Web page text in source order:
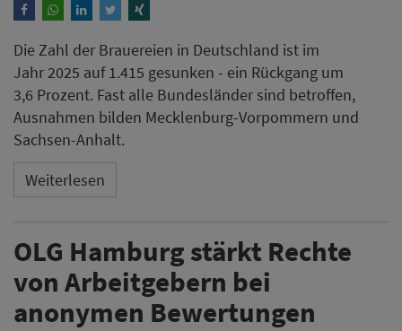
Die Zahl der Brauereien in Deutschland ist im
Jahr 2025 auf 1.415 gesunken - ein Rückgang um
3,6 Prozent. Fast alle Bundesländer sind betroffen,
Ausnahmen bilden Mecklenburg-Vorpommern und
Sachsen-Anhalt.
Weiterlesen
OLG Hamburg stärkt Rechte
von Arbeitgebern bei
anonymen Bewertungen